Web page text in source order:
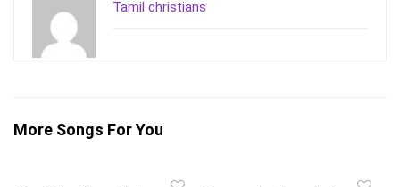
Tamil christians
More Songs For You